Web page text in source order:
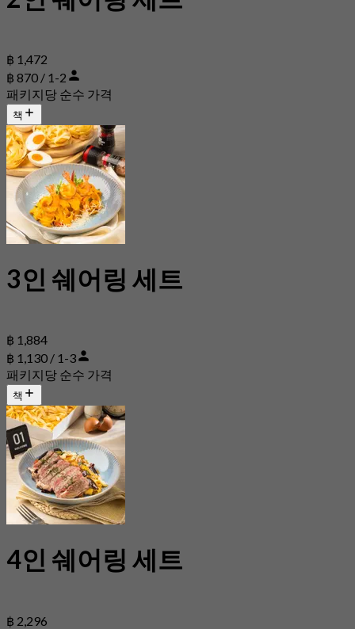
฿ 1,472
฿ 870 / 1-2
패키지당 순수 가격
책
3인 쉐어링 세트
฿ 1,884
฿ 1,130 / 1-3
패키지당 순수 가격
책
4인 쉐어링 세트
฿ 2,296